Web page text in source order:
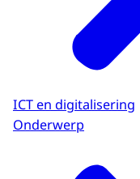
ICT en digitalisering
Onderwerp